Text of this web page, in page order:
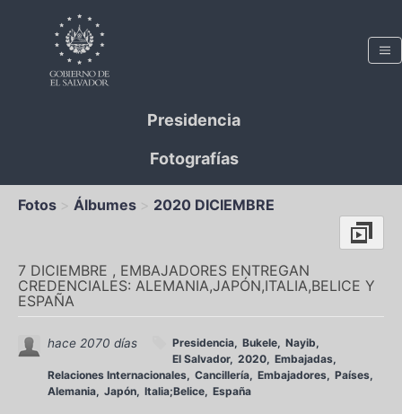
Presidencia
Fotografías
Fotos Álbumes 2020 DICIEMBRE
7 DICIEMBRE , EMBAJADORES ENTREGAN
CREDENCIALES: ALEMANIA,JAPÓN,ITALIA,BELICE Y
ESPAÑA
hace 2070 días Presidencia Bukele Nayib
El Salvador 2020 Embajadas
Relaciones Internacionales Cancillería Embajadores Países
Alemania Japón Italia;Belice España